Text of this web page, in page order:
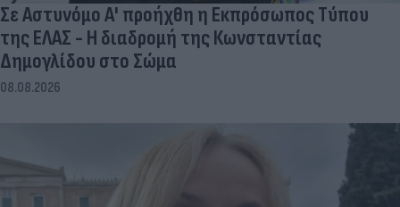
Σε Αστυνόμο Α' προήχθη η Εκπρόσωπος Τύπου
της ΕΛΑΣ - Η διαδρομή της Κωνσταντίας
Δημογλίδου στο Σώμα
08.08.2026